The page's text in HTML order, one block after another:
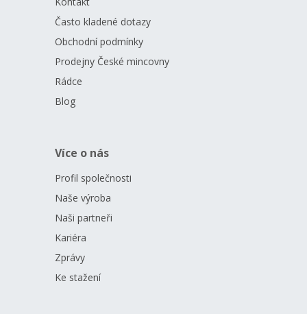
Často kladené dotazy
Obchodní podmínky
Prodejny České mincovny
Rádce
Blog
Více o nás
Profil společnosti
Naše výroba
Naši partneři
Kariéra
Zprávy
Ke stažení